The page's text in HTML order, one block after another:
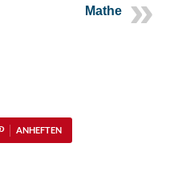
Mathe
ANHEFTEN